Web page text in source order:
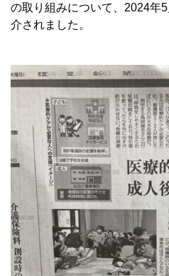
の取り組みについて、2024年
介されました。